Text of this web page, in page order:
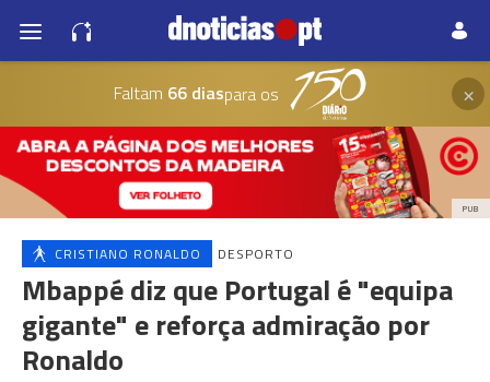
Faltam 66 diaspara os ×
PUB
CRISTIANO RONALDO DESPORTO
Mbappé diz que Portugal é "equipa
gigante" e reforça admiração por
Ronaldo